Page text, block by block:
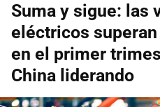
Suma y sigue: las
eléctricos
en el primer
China liderando